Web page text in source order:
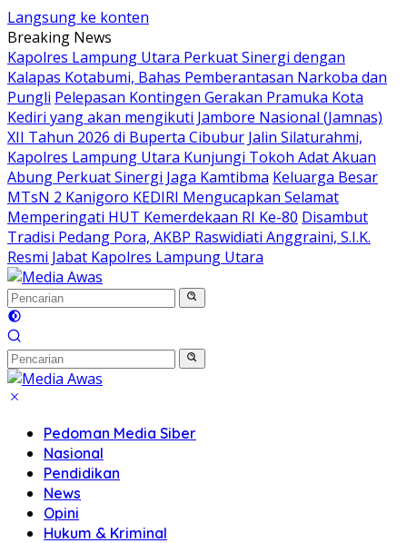
Langsung ke konten
Breaking News
Kapolres Lampung Utara Perkuat Sinergi dengan
Kalapas Kotabumi, Bahas Pemberantasan Narkoba dan
Pungli Pelepasan Kontingen Gerakan Pramuka Kota
Kediri yang akan mengikuti Jambore Nasional (Jamnas)
XII Tahun 2026 di Buperta Cibubur Jalin Silaturahmi,
Kapolres Lampung Utara Kunjungi Tokoh Adat Akuan
Abung Perkuat Sinergi Jaga Kamtibma Keluarga Besar
MTsN 2 Kanigoro KEDIRI Mengucapkan Selamat
Memperingati HUT Kemerdekaan RI Ke-80 Disambut
Tradisi Pedang Pora, AKBP Raswidiati Anggraini, S.I.K.
Resmi Jabat Kapolres Lampung Utara
Pedoman Media Siber
Nasional
Pendidikan
News
Opini
Hukum & Kriminal